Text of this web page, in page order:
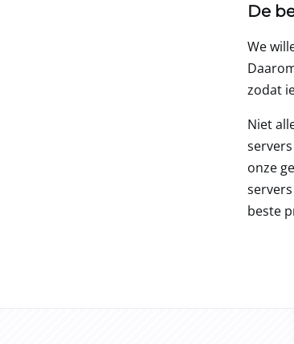
De
We
zodat
Niet
onze
beste